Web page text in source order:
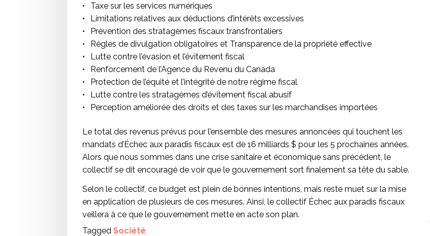
Taxe sur les services numériques
Limitations relatives aux déductions d’intérêts excessives
Prévention des stratagèmes fiscaux transfrontaliers
Règles de divulgation obligatoires et Transparence de la propriété effective
Lutte contre l’évasion et l’évitement fiscal
Renforcement de l’Agence du Revenu du Canada
Protection de l’équité et l’intégrité de notre régime fiscal
Lutte contre les stratagèmes d’évitement fiscal abusif
Perception améliorée des droits et des taxes sur les marchandises importées
Le total des revenus prévus pour l’ensemble des mesures annoncées qui touchent les
mandats d’Échec aux paradis fiscaux est de 16 milliards $ pour les 5 prochaines années.
Alors que nous sommes dans une crise sanitaire et économique sans précédent, le
collectif se dit encouragé de voir que le gouvernement sort finalement sa tête du sable.
Selon le collectif, ce budget est plein de bonnes intentions, mais reste muet sur la mise
en application de plusieurs de ces mesures. Ainsi, le collectif Échec aux paradis fiscaux
veillera à ce que le gouvernement mette en acte son plan.
Tagged Société